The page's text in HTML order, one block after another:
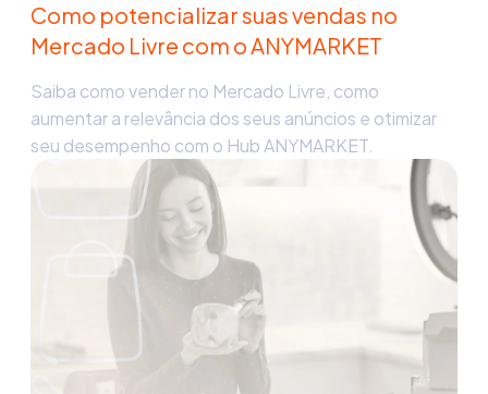
Como potencializar suas vendas no
Mercado Livre com o ANYMARKET
Saiba como vender no Mercado Livre, como
aumentar a relevância dos seus anúncios e otimizar
seu desempenho com o Hub ANYMARKET.